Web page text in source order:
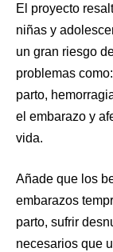
El proyecto
niñas y
un gran riesgo
problemas
parto,
el embarazo y
vida.
Añade que los
embarazos
parto, sufrir
necesarios que